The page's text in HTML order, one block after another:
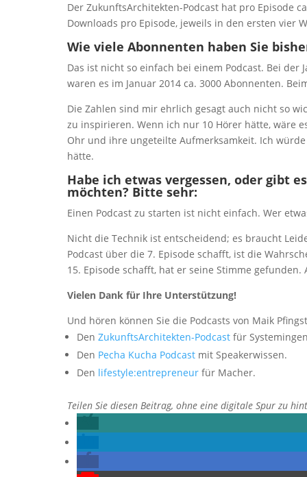
Der ZukunftsArchitekten-Podcast hat pro Episode
Downloads pro Episode, jeweils in den ersten vier
Wie viele Abonnenten haben Sie
Das ist nicht so einfach bei einem Podcast. Bei
waren es im Januar 2014 ca. 3000 Abonnenten.
Die Zahlen sind mir ehrlich gesagt auch nicht so
zu inspirieren. Wenn ich nur 10 Hörer hätte, wäre
Ohr und ihre ungeteilte Aufmerksamkeit. Ich
hätte.
Habe ich etwas vergessen, oder gibt
möchten? Bitte sehr:
Einen Podcast zu starten ist nicht einfach. Wer
Nicht die Technik ist entscheidend; es braucht
Podcast über die 7. Episode schafft, ist die
15. Episode schafft, hat er seine Stimme
Vielen Dank für Ihre Unterstützung!
Und hören können Sie die Podcasts von Maik
Den ZukunftsArchitekten-Podcast für
Den Pecha Kucha Podcast mit Speakerwissen.
Den lifestyle:entrepreneur für Macher.
Teilen Sie diesen Beitrag, ohne eine digitale Spur zu